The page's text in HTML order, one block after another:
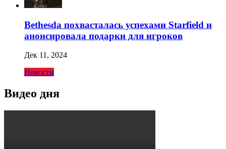
Bethesda похвасталась успехами Starfield и
анонсировала подарки для игроков
Дек 11, 2024
Новости
Видео дня